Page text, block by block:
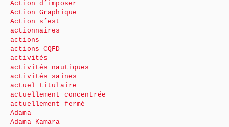
Action d’imposer
Action Graphique
Action s’est
actionnaires
actions
actions CQFD
activités
activités nautiques
activités saines
actuel titulaire
actuellement concentrée
actuellement fermé
Adama
Adama Kamara